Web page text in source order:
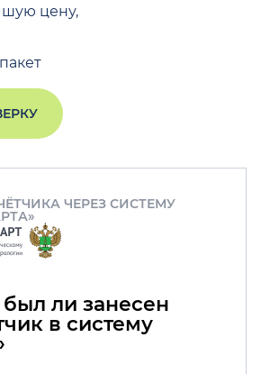
цену,
ЧЕРЕЗ СИСТЕМУ
был ли занесен
в систему